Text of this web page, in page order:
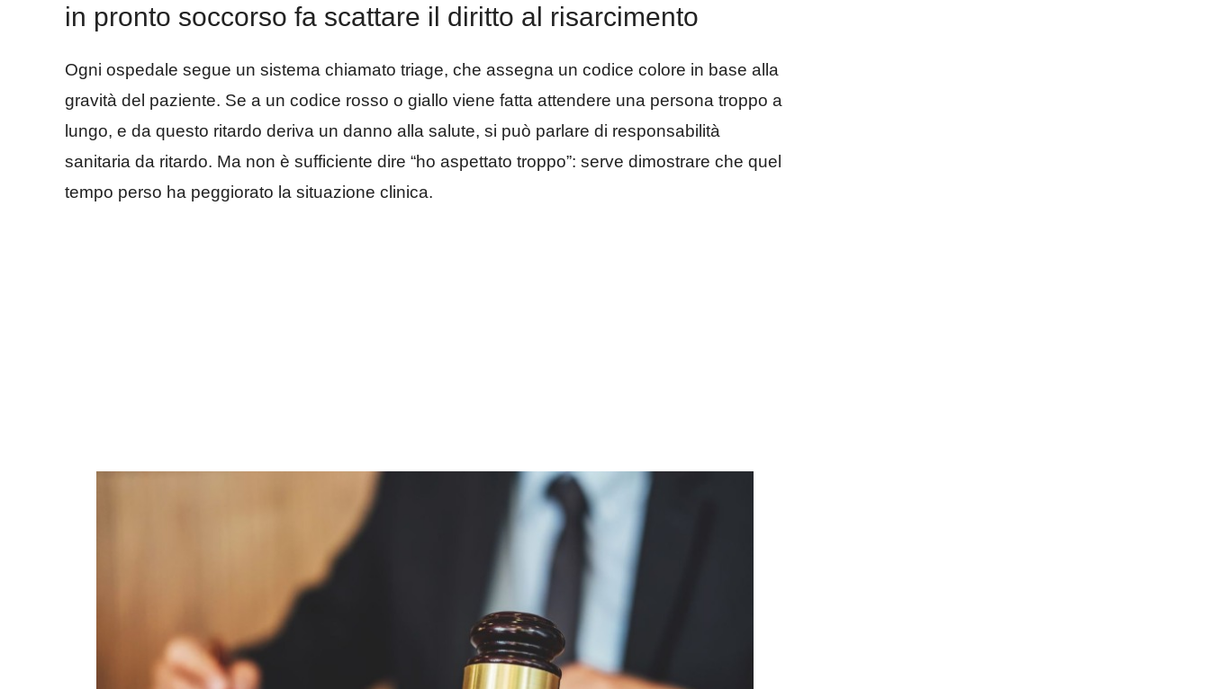
in pronto soccorso fa scattare il diritto al risarcimento
Ogni ospedale segue un sistema chiamato triage, che assegna un codice colore in base alla
gravità del paziente. Se a un codice rosso o giallo viene fatta attendere una persona troppo a
lungo, e da questo ritardo deriva un danno alla salute, si può parlare di responsabilità
sanitaria da ritardo. Ma non è sufficiente dire “ho aspettato troppo”: serve dimostrare che quel
tempo perso ha peggiorato la situazione clinica.